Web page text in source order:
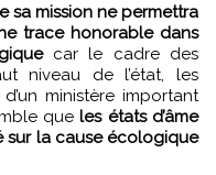
sa mission ne permettra
trace honorable dans
car le cadre des
niveau de l’état, les
ministère important
queles états d’âme
sur la cause écologique